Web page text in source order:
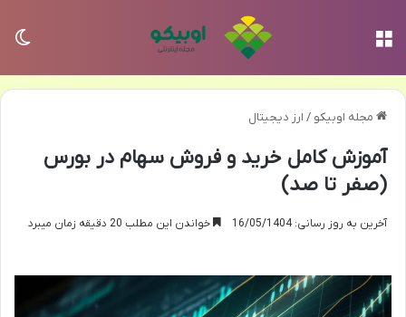
مجله اوبیکو / ارز دیجیتال
آموزش کامل خرید و فروش سهام در بورس
(صفر تا صد)
آخرین به روز رسانی: 16/05/1404 خواندن این مطلب 20 دقیقه زمان میبرد